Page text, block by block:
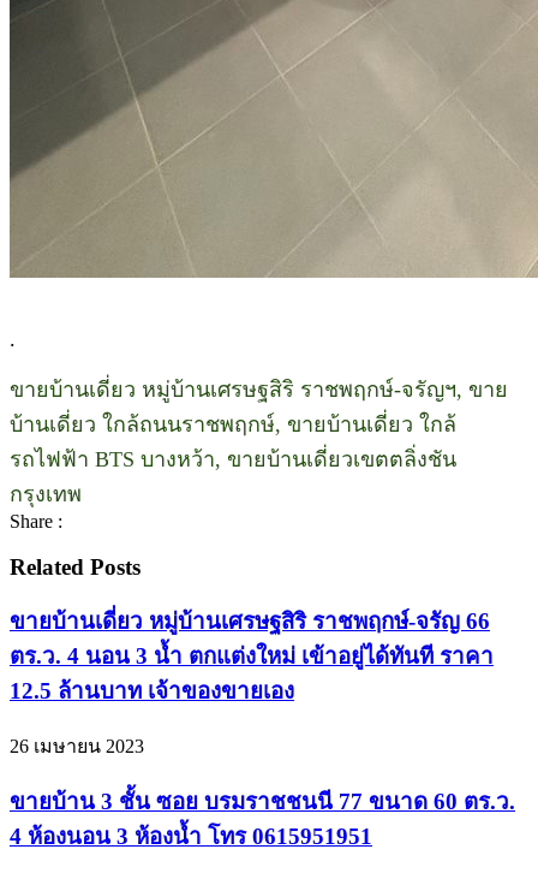
.
ขายบ้านเดี่ยว หมู่บ้านเศรษฐสิริ ราชพฤกษ์-จรัญฯ, ขาย
บ้านเดี่ยว ใกล้ถนนราชพฤกษ์, ขายบ้านเดี่ยว ใกล้
รถไฟฟ้า BTS บางหว้า, ขายบ้านเดี่ยวเขตตลิ่งชัน
กรุงเทพ
Share :
Related Posts
ขายบ้านเดี่ยว หมู่บ้านเศรษฐสิริ ราชพฤกษ์-จรัญ 66
ตร.ว. 4 นอน 3 น้ำ ตกแต่งใหม่ เข้าอยู่ได้ทันที ราคา
12.5 ล้านบาท เจ้าของขายเอง
26 เมษายน 2023
ขายบ้าน 3 ชั้น ซอย บรมราชชนนี 77 ขนาด 60 ตร.ว.
4 ห้องนอน 3 ห้องน้ำ โทร 0615951951